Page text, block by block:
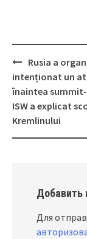
Post
navigation
Rusia a
intenționat un
înaintea summit-
ISW a explicat
Kremlinului
Добавить
Для